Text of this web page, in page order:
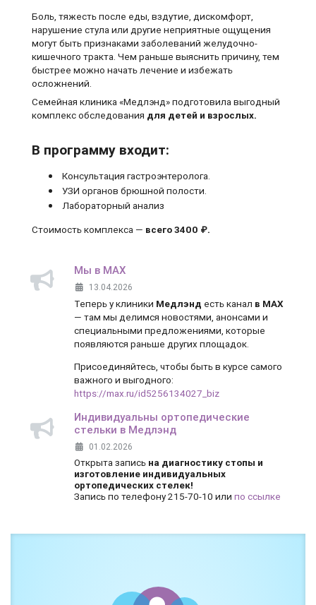
Боль, тяжесть после еды, вздутие, дискомфорт,
нарушение стула или другие неприятные ощущения
могут быть признаками заболеваний желудочно-
кишечного тракта. Чем раньше выяснить причину, тем
быстрее можно начать лечение и избежать
осложнений.
Семейная клиника «Медлэнд» подготовила выгодный
комплекс обследования для детей и взрослых.
В программу входит:
Консультация гастроэнтеролога.
УЗИ органов брюшной полости.
Лабораторный анализ
Стоимость комплекса — всего 3400 ₽.
Мы в MAX
13.04.2026
Теперь у клиники Медлэнд есть канал в MAX
— там мы делимся новостями, анонсами и
специальными предложениями, которые
появляются раньше других площадок.
Присоединяйтесь, чтобы быть в курсе самого
важного и выгодного:
https://max.ru/id5256134027_biz
Индивидуальны ортопедические
стельки в Медлэнд
01.02.2026
Открыта запись на диагностику стопы и
изготовление индивидуальных
ортопедических стелек!
Запись по телефону 215-70-10 или по ссылке